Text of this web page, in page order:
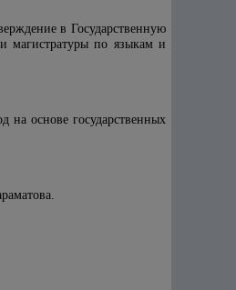
в Государственную
магистратуры по языкам и
на основе государственных